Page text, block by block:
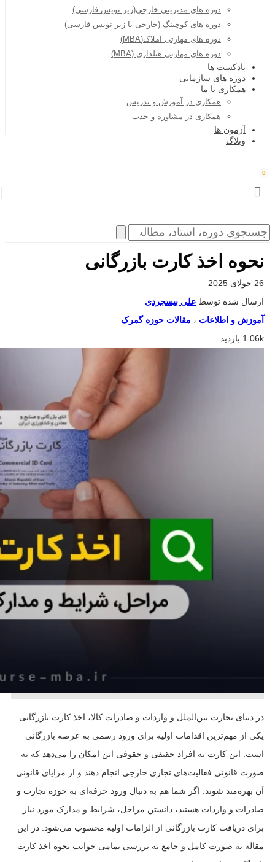
دوره های مدیریتی خارجی(زیر نویس فارسی)
دوره های کوچینگ (خارجی با زیر نویس فارسی)
دوره های مهارتی املاک(MBA)
دوره های مهارتی هتلداری (MBA)
پادکست ها
دوره های سازمانی
همکاری با ما
همکاری در آموزش و تدریس
همکاری در مشاوره و جذب
آزمون ها
وبلاگ
0
نحوه اخذ کارت بازرگانی
26 جولای 2025
ارسال شده توسط علی بیسجردی
آموزش و اطلاعات ، مقالات حوزه گمرک
1.06k بازدید
در دنیای تجارت بین‌الملل و واردات و صادرات کالا، اخذ کارت بازرگانی
یکی از مهم‌ترین اقدامات اولیه برای ورود رسمی به عرصه بازرگانی
است. این کارت به افراد حقیقی و حقوقی این امکان را می‌دهد که به
صورت قانونی فعالیت‌های تجاری خارجی انجام دهند و از مزایای قانونی
آن بهره‌مند شوند. اگر شما هم به دنبال ورود حرفه‌ای به حوزه تجارت و
صادرات و واردات هستید، دانستن مراحل، شرایط و مدارک مورد نیاز
برای دریافت کارت بازرگانی از الزامات اولیه محسوب می‌شود. در این
مقاله به صورت کامل و جامع به بررسی تمامی جوانب نحوه اخذ کارت